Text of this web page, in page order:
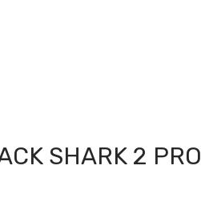
SHARK 2 PRO